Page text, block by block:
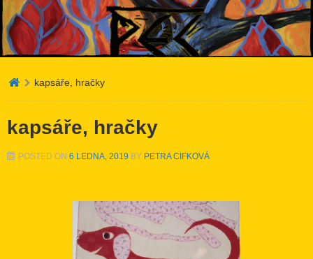
kapsáře, hračky
kapsáře, hračky
POSTED ON 6 LEDNA, 2019 BY PETRA CIFKOVÁ